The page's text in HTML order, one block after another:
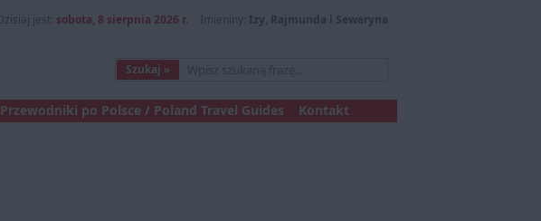
Dzisiaj jest: sobota, 8 sierpnia 2026 r. Imieniny: Izy, Rajmunda i Seweryna
Przewodniki po Polsce / Poland Travel Guides Kontakt